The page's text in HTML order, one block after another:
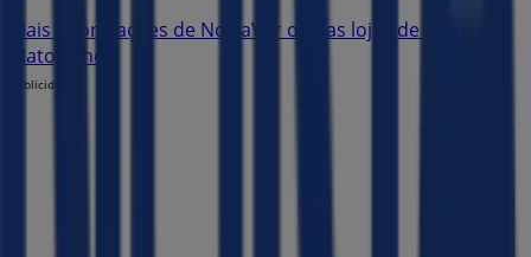
Mais informações de NokiaVer outras lojas de Nokia em
Matosinhos
Publicidade